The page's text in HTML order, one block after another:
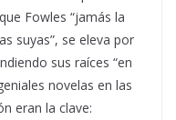
Fowles “jamás la
suyas”, se eleva por
sus raíces “en
novelas en las
eran la clave: